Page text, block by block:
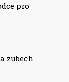
pro
zubech